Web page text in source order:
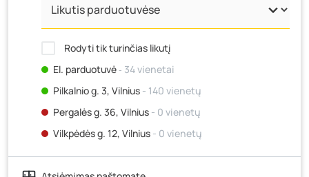
Rodyti tik turinčias likutį
El. parduotuvė‐ 34 vienetai
Pilkalnio g. 3, Vilnius - 140 vienetų
Pergalės g. 36, Vilnius - 0 vienetų
Vilkpėdės g. 12, Vilnius - 0 vienetų
Ateities g. 15, Vilnius- 0 vienetų